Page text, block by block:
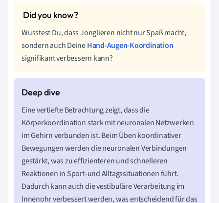
Wusstest Du, dass Jonglieren nicht nur Spaß macht,
sondern auch DeineHand-Augen-Koordination
signifikant verbessern kann?
Eine vertiefte Betrachtung zeigt, dass die
Körperkoordination stark mit neuronalen Netzwerken
im Gehirn verbunden ist. Beim Üben koordinativer
Bewegungen werden die neuronalen Verbindungen
gestärkt, was zu effizienteren und schnelleren
Reaktionen in Sport-und Alltagssituationen führt.
Dadurch kann auch die vestibuläre Verarbeitung im
Innenohr verbessert werden, was entscheidend für das